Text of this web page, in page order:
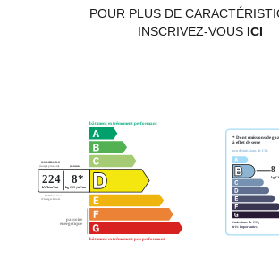
POUR PLUS DE
INSCRIVEZ-VOUS ICI